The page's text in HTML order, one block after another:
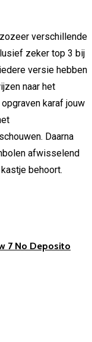
verschillende
zeker top 3 bij
versie hebben
naar het
karaf jouw
Daarna
afwisselend
behoort.
7 No Deposito